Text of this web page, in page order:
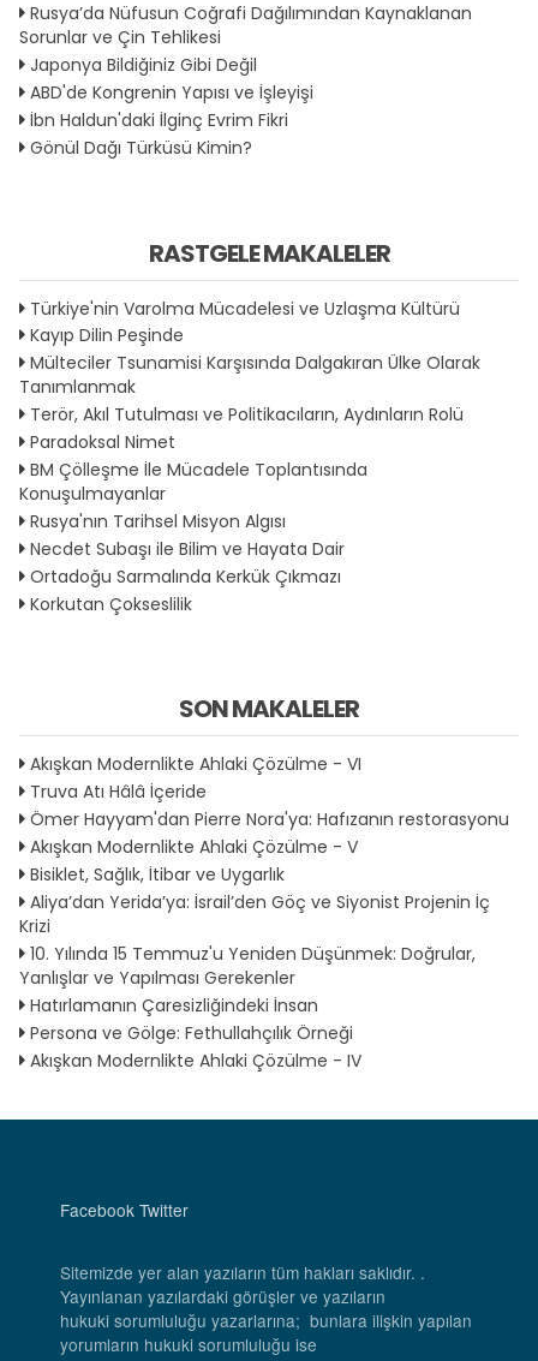
Rusya’da Nüfusun Coğrafi Dağılımından Kaynaklanan
Sorunlar ve Çin Tehlikesi
Japonya Bildiğiniz Gibi Değil
ABD'de Kongrenin Yapısı ve İşleyişi
İbn Haldun'daki İlginç Evrim Fikri
Gönül Dağı Türküsü Kimin?
RASTGELE MAKALELER
Türkiye'nin Varolma Mücadelesi ve Uzlaşma Kültürü
Kayıp Dilin Peşinde
Mülteciler Tsunamisi Karşısında Dalgakıran Ülke Olarak
Tanımlanmak
Terör, Akıl Tutulması ve Politikacıların, Aydınların Rolü
Paradoksal Nimet
BM Çölleşme İle Mücadele Toplantısında
Konuşulmayanlar
Rusya'nın Tarihsel Misyon Algısı
Necdet Subaşı ile Bilim ve Hayata Dair
Ortadoğu Sarmalında Kerkük Çıkmazı
Korkutan Çokseslilik
SON MAKALELER
Akışkan Modernlikte Ahlaki Çözülme - VI
Truva Atı Hâlâ İçeride
Ömer Hayyam'dan Pierre Nora'ya: Hafızanın restorasyonu
Akışkan Modernlikte Ahlaki Çözülme - V
Bisiklet, Sağlık, İtibar ve Uygarlık
Aliya’dan Yerida’ya: İsrail’den Göç ve Siyonist Projenin İç
Krizi
10. Yılında 15 Temmuz'u Yeniden Düşünmek: Doğrular,
Yanlışlar ve Yapılması Gerekenler
Hatırlamanın Çaresizliğindeki İnsan
Persona ve Gölge: Fethullahçılık Örneği
Akışkan Modernlikte Ahlaki Çözülme - IV
Facebook Twitter
Sitemizde yer alan yazıların tüm hakları saklıdır. .
Yayınlanan yazılardaki görüşler ve yazıların
hukuki sorumluluğu yazarlarına; bunlara ilişkin yapılan
yorumların hukuki sorumluluğu ise